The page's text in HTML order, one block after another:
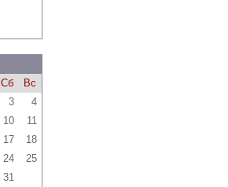
Сб
Вс
3
4
10
11
17
18
24
25
31